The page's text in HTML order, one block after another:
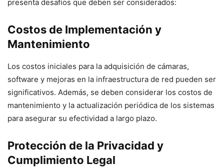
presenta desafíos que deben ser considerados:
Costos de Implementación y
Mantenimiento
Los costos iniciales para la adquisición de cámaras,
software y mejoras en la infraestructura de red pueden ser
significativos. Además, se deben considerar los costos de
mantenimiento y la actualización periódica de los sistemas
para asegurar su efectividad a largo plazo.
Protección de la Privacidad y
Cumplimiento Legal